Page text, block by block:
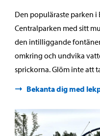
Den populäraste parken
Centralparken med sitt
den intilliggande
omkring och undvika
sprickorna. Glöm inte att
Bekanta dig med